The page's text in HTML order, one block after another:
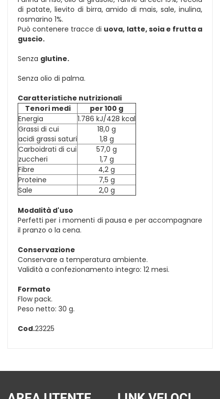
di patate, lievito di birra, amido di mais, sale, inulina,
rosmarino 1%.
Può contenere tracce di uova, latte, soia e frutta a
guscio.
Senza glutine.
Senza olio di palma.
Caratteristiche nutrizionali
Tenori medi
per 100 g
Energia
1.786 kJ/428 kcal
Grassi di cui
acidi grassi saturi
18,0 g
1,8 g
Carboidrati di cui
zuccheri
57,0 g
1,7 g
Fibre
4,2 g
Proteine
7,5 g
Sale
2,0 g
Modalità d'uso
Perfetti per i momenti di pausa e per accompagnare
il pranzo o la cena.
Conservazione
Conservare a temperatura ambiente.
Validità a confezionamento integro: 12 mesi.
Formato
Flow pack.
Peso netto: 30 g.
Cod.23225